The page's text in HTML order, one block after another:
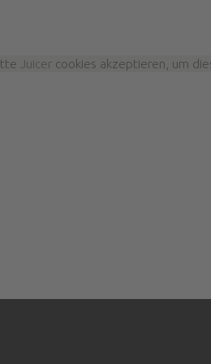
Juicer cookies akzeptieren, um